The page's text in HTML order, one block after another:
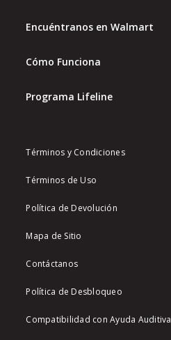
Encuéntranos en Walmart
Cómo Funciona
Programa Lifeline
Términos y Condiciones
Términos de Uso
Política de Devolución
Mapa de Sitio
Contáctanos
Política de Desbloqueo
Compatibilidad con Ayuda Auditiva